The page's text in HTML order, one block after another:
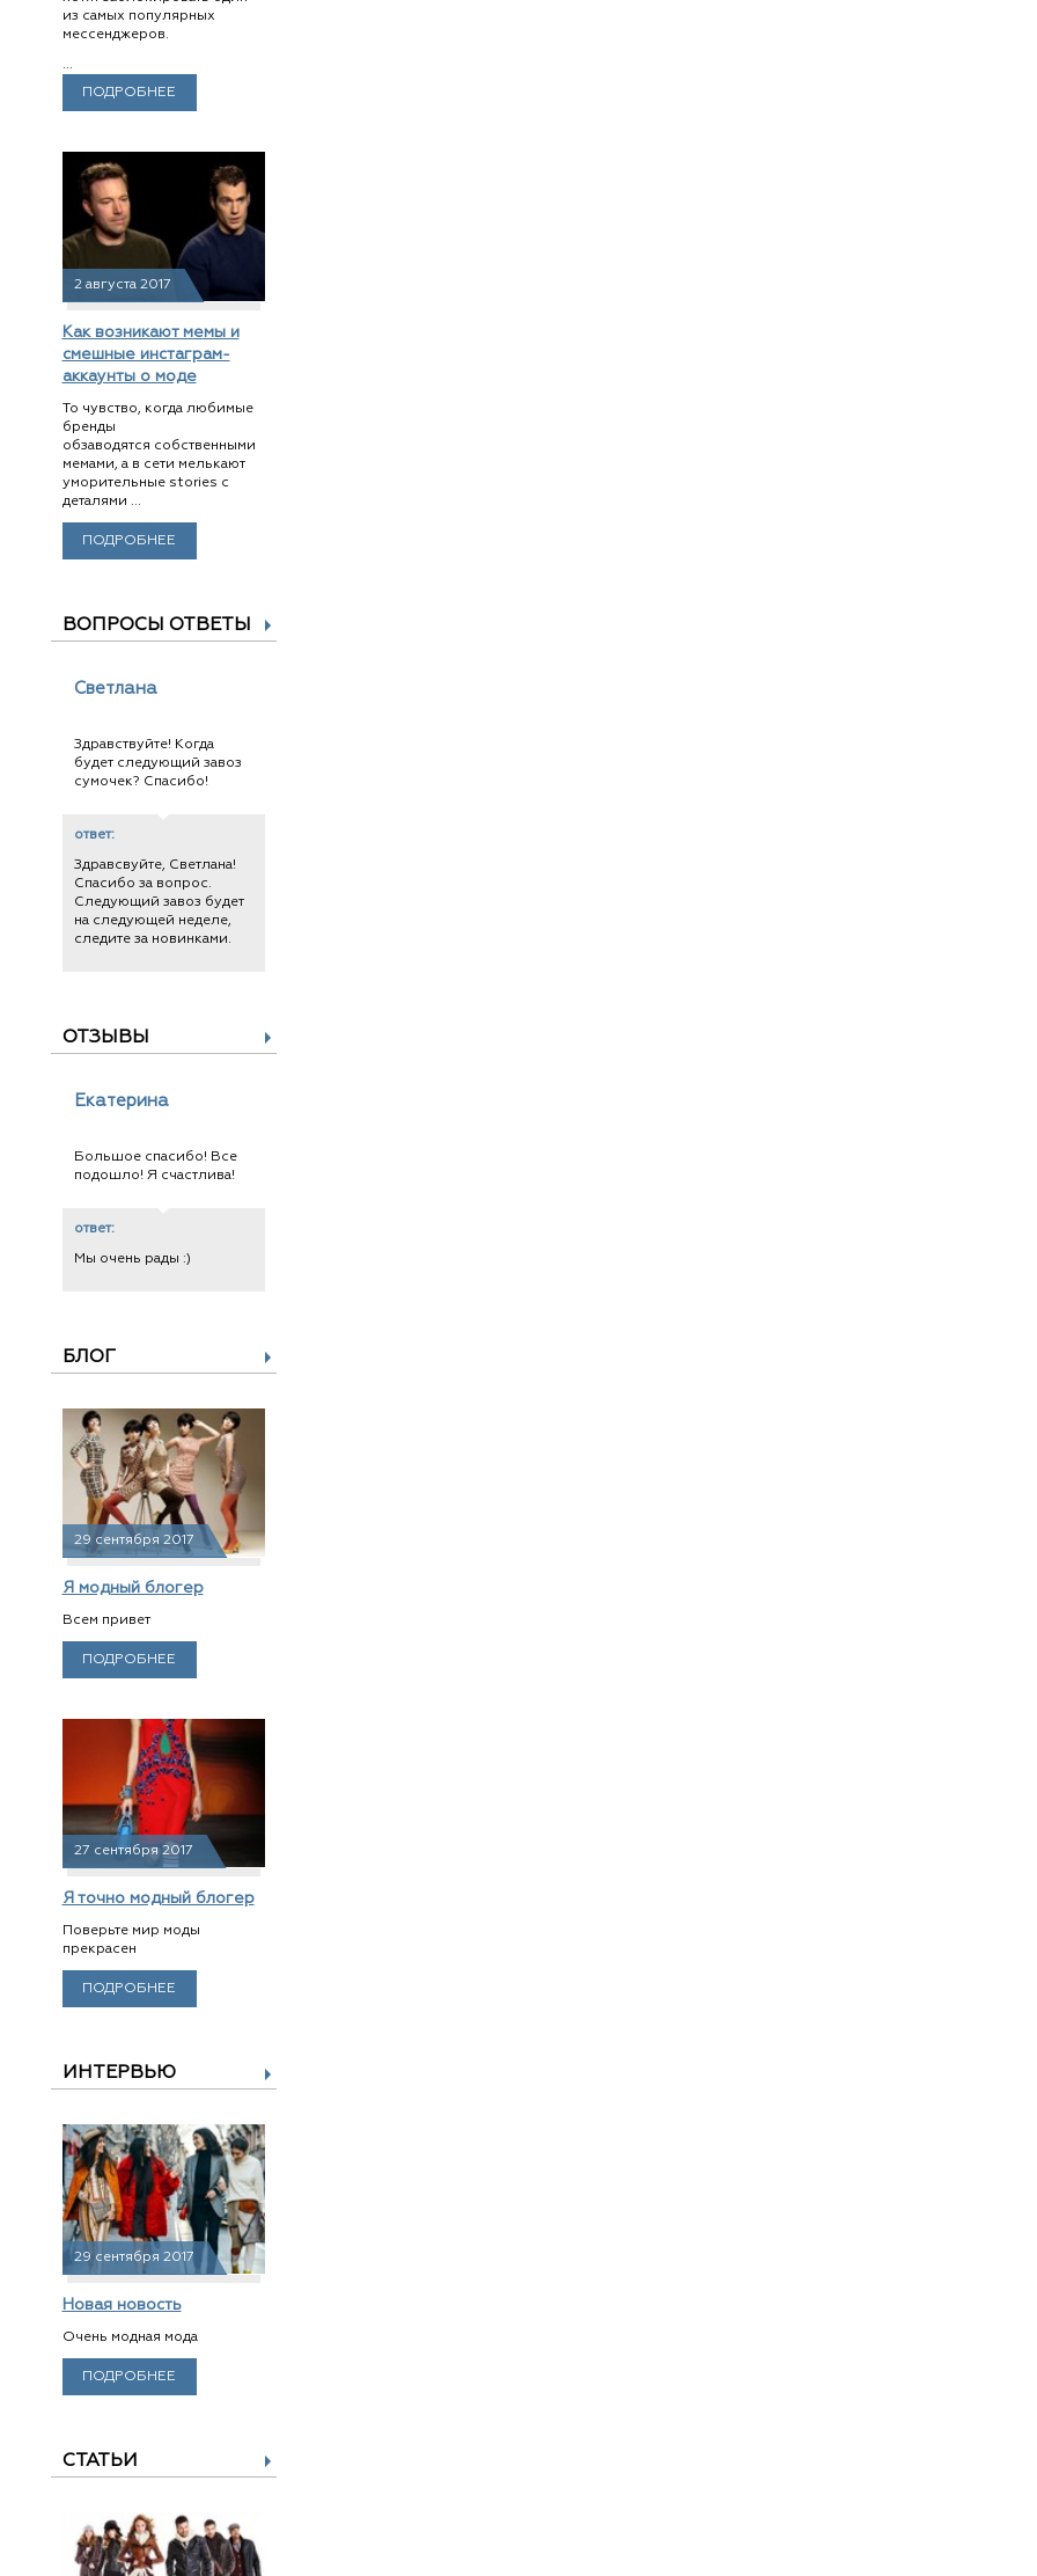
из самых популярных
мессенджеров.
...
ПОДРОБНЕЕ
2 августа 2017
Как возникают мемы и
смешные инстаграм-
аккаунты о моде
То чувство, когда любимые
бренды
обзаводятся собственными
мемами, а в сети мелькают
уморительные stories с
деталями ...
ПОДРОБНЕЕ
ВОПРОСЫ ОТВЕТЫ
Светлана
Здравствуйте! Когда
будет следующий завоз
сумочек? Спасибо!
ответ:
Здравсвуйте, Светлана!
Спасибо за вопрос.
Следующий завоз будет
на следующей неделе,
следите за новинками.
ОТЗЫВЫ
Екатерина
Большое спасибо! Все
подошло! Я счастлива!
ответ:
Мы очень рады :)
БЛОГ
29 сентября 2017
Я модный блогер
Всем привет
ПОДРОБНЕЕ
27 сентября 2017
Я точно модный блогер
Поверьте мир моды
прекрасен
ПОДРОБНЕЕ
ИНТЕРВЬЮ
29 сентября 2017
Новая новость
Очень модная мода
ПОДРОБНЕЕ
СТАТЬИ